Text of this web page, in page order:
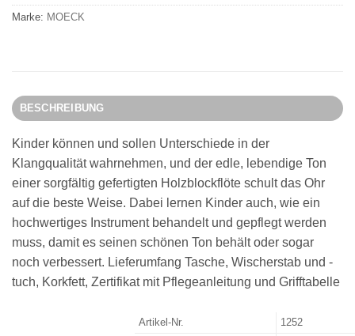
Marke: MOECK
BESCHREIBUNG
Kinder können und sollen Unterschiede in der
Klangqualität wahrnehmen, und der edle, lebendige Ton
einer sorgfältig gefertigten Holzblockflöte schult das Ohr
auf die beste Weise. Dabei lernen Kinder auch, wie ein
hochwertiges Instrument behandelt und gepflegt werden
muss, damit es seinen schönen Ton behält oder sogar
noch verbessert. Lieferumfang Tasche, Wischerstab und -
tuch, Korkfett, Zertifikat mit Pflegeanleitung und Grifftabelle
Artikel-Nr.
1252